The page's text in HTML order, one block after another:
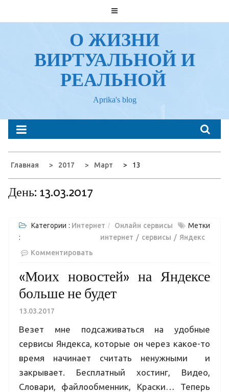
О ЖИЗНИ
ВИРТУАЛЬНОЙ И
РЕАЛЬНОЙ
Aprika's blog
Главная 2017 Март 13
День: 13.03.2017
Категории : Интернет Онлайн сервисы
Метки
: интернет сервисы
Яндекс
Комментировать
«Моих новостей» на Яндексе
больше не будет
13.03.2017
Везет мне подсаживаться на удобные
сервисы Яндекса, которые он через какое-то
время начинает считать ненужными и
закрывает. Бесплатный хостинг, Видео,
Словари, файлообменник, Краски… Теперь